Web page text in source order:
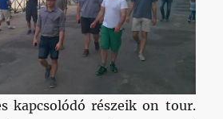
kapcsolódó részeik on tour.